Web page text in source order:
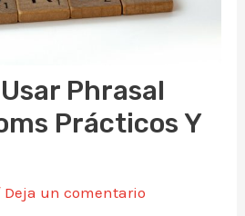
Phrasal
Prácticos Y
Deja un comentario